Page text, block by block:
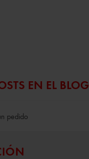
EN EL BLOG
pedido